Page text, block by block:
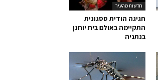
חדשות מהעיר
חגיגה הודית ססגונית
התקיימה באולם בית יוחנן
בנתניה